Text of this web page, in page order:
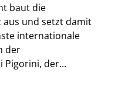
baut die
aus und setzt damit
internationale
der
Pigorini, der...